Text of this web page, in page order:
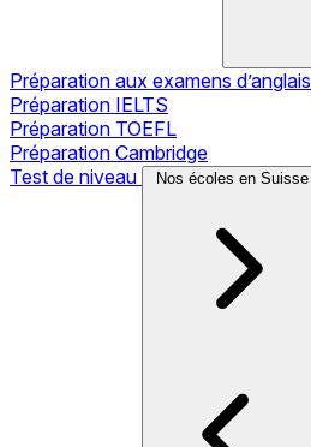
Préparation aux examens d’anglais
Préparation IELTS
Préparation TOEFL
Préparation Cambridge
Test de niveau
Nos écoles en Suisse